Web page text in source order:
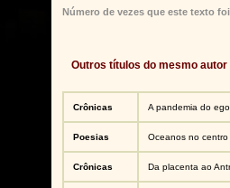
Número de vezes que este texto
Outros títulos do mesmo autor
Crônicas A pandemia do
Poesias Oceanos no centro
Crônicas Da placenta ao